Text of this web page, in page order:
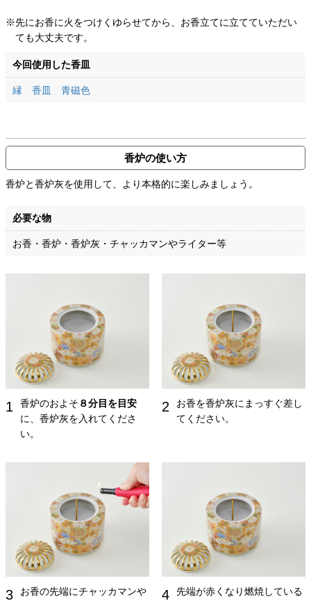
※先にお香に火をつけくゆらせてから、お香立てに立てていただい
ても大丈夫です。
今回使用した香皿
縁 香皿 青磁色
香炉の使い方
香炉と香炉灰を使用して、より本格的に楽しみましょう。
必要な物
お香・香炉・香炉灰・チャッカマンやライター等
1 香炉のおよそ ８分目を目安
に、香炉灰を入れてくださ
い。
2
お香を香炉灰にまっすぐ差し
てください。
3 お香の先端にチャッカマンや 4 先端が赤くなり燃焼している